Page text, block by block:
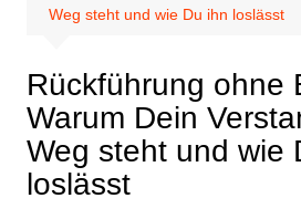
Weg steht und wie Du ihn loslässt
Rückführung ohne
Warum Dein
Weg steht und wie
loslässt